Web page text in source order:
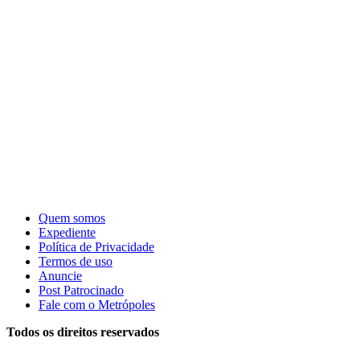
Quem somos
Expediente
Política de Privacidade
Termos de uso
Anuncie
Post Patrocinado
Fale com o Metrópoles
Todos os direitos reservados